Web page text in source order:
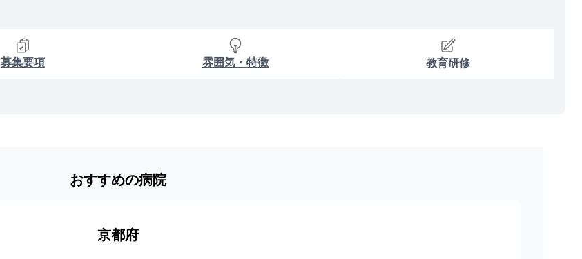
募集要項 雰囲気・特徴 教育研修
おすすめの病院
京都府